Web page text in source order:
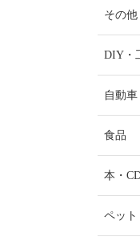
その他
DIY・
自動
食品
本・
ペット